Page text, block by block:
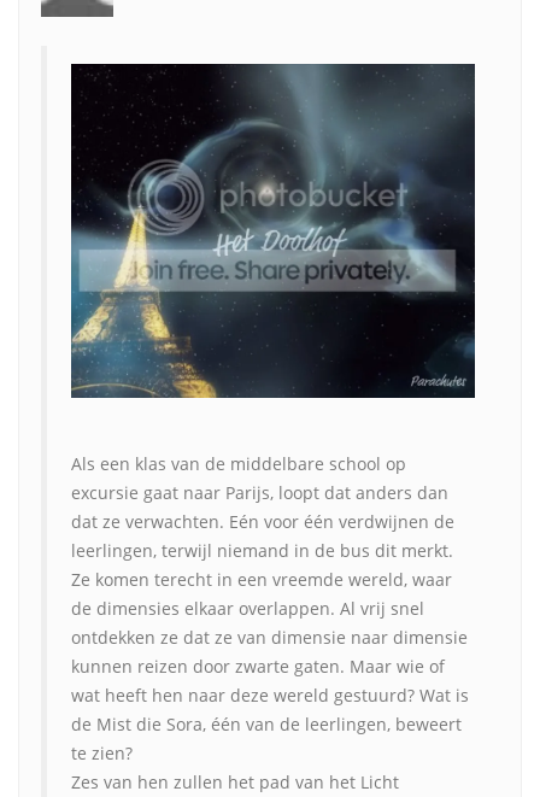
Als een klas van de middelbare school op
excursie gaat naar Parijs, loopt dat anders dan
dat ze verwachten. Eén voor één verdwijnen de
leerlingen, terwijl niemand in de bus dit merkt.
Ze komen terecht in een vreemde wereld, waar
de dimensies elkaar overlappen. Al vrij snel
ontdekken ze dat ze van dimensie naar dimensie
kunnen reizen door zwarte gaten. Maar wie of
wat heeft hen naar deze wereld gestuurd? Wat is
de Mist die Sora, één van de leerlingen, beweert
te zien?
Zes van hen zullen het pad van het Licht